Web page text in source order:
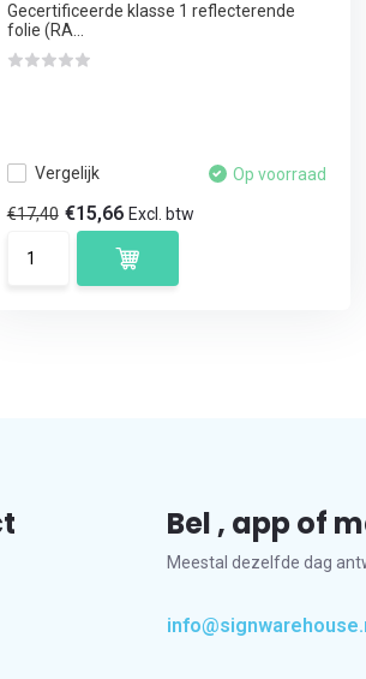
Gecertificeerde klasse 1 reflecterende
folie (RA...
Vergelijk Op voorraad
€17,40 €15,66 Excl. btw
Bel , app of
Meestal dezelfde dag